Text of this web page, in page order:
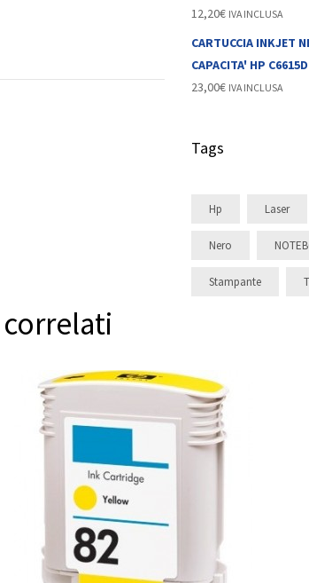
12,20€ IVA INCLUSA
CARTUCCIA INKJET
CAPACITA' HP C6615D
23,00€ IVA INCLUSA
Tags
Hp Laser
Nero
Stampante